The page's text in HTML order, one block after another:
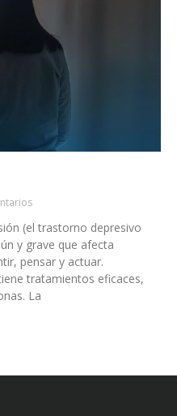
(el trastorno depresivo
y grave que afecta
pensar y actuar.
tratamientos eficaces,
La